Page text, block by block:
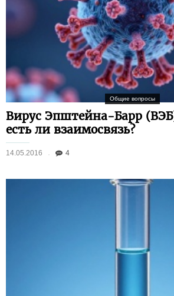
Общие вопросы
Вирус Эпштейна-Барр
есть ли взаимосвязь?
14.05.2016 4